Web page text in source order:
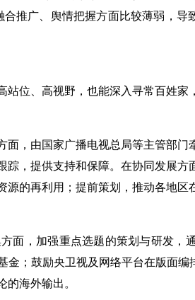
推广、舆情把握方面比较薄弱，导
位、高视野，也能深入寻常百姓家
面，由国家广播电视总局等主管部
，提供支持和保障。在协同发展方
的再利用；提前策划，推动各地区
面，加强重点选题的策划与研发，
；鼓励央卫视及网络平台在版面编
海外输出。